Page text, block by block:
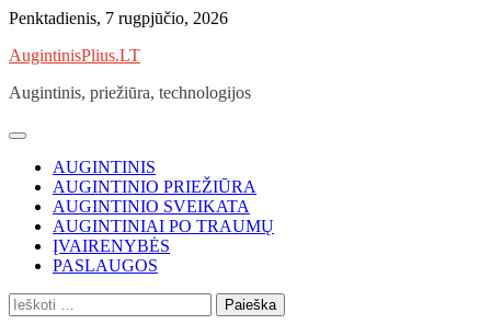
Skip
content
Penktadienis, 7 rugpjūčio, 2026
AugintinisPlius.LT
Augintinis, priežiūra, technologijos
AUGINTINIS
AUGINTINIO PRIEŽIŪRA
AUGINTINIO SVEIKATA
AUGINTINIAI PO TRAUMŲ
ĮVAIRENYBĖS
PASLAUGOS
Ieškoti: